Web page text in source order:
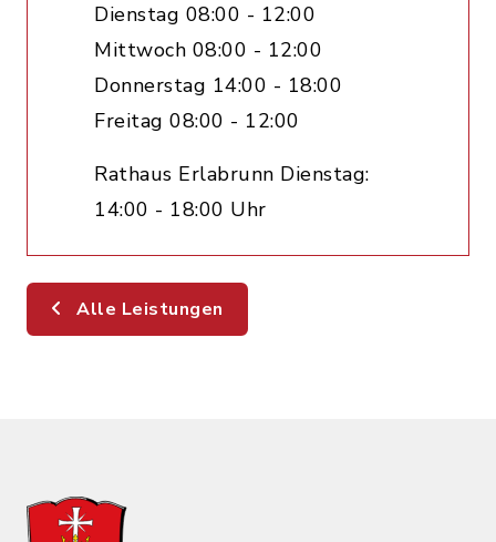
Dienstag 08:00 - 12:00
Mittwoch 08:00 - 12:00
Donnerstag 14:00 - 18:00
Freitag 08:00 - 12:00
Rathaus Erlabrunn Dienstag:
14:00 - 18:00 Uhr
Alle Leistungen